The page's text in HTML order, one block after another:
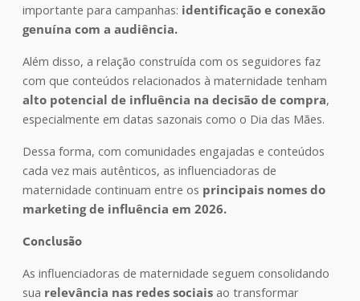
importante para campanhas: identificação e conexão
genuína com a audiência.
Além disso, a relação construída com os seguidores faz
com que conteúdos relacionados à maternidade tenham
alto potencial de influência na decisão de compra,
especialmente em datas sazonais como o Dia das Mães.
Dessa forma, com comunidades engajadas e conteúdos
cada vez mais autênticos, as influenciadoras de
maternidade continuam entre os principais nomes do
marketing de influência em 2026.
Conclusão
As influenciadoras de maternidade seguem consolidando
sua relevância nas redes sociais ao transformar